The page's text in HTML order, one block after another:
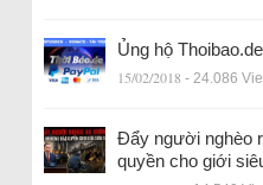
Ủng hộ Thoibao.de
15/02/2018 - 24.086
Đẩy người nghèo
quyền cho giới